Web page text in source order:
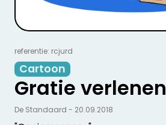
referentie: rcjurd
Cartoon
Gratie verlenen
De Standaard - 20.09.2018